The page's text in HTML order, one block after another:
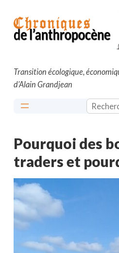
contenu
Transition écologique,
d’Alain Grandjean
Pourquoi des
traders et